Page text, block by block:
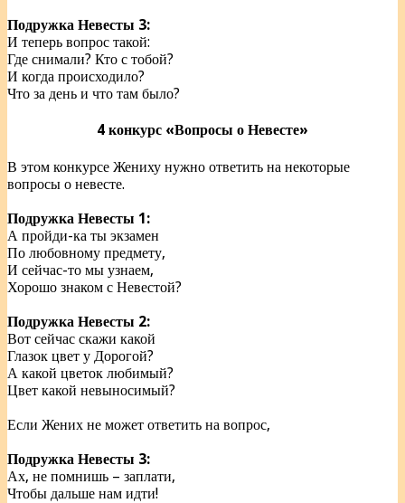
Подружка Невесты 3:
И теперь вопрос такой:
Где снимали? Кто с тобой?
И когда происходило?
Что за день и что там было?
4 конкурс «Вопросы о Невесте»
В этом конкурсе Жениху нужно ответить на некоторые
вопросы о невесте.
Подружка Невесты 1:
А пройди-ка ты экзамен
По любовному предмету,
И сейчас-то мы узнаем,
Хорошо знаком с Невестой?
Подружка Невесты 2:
Вот сейчас скажи какой
Глазок цвет у Дорогой?
А какой цветок любимый?
Цвет какой невыносимый?
Если Жених не может ответить на вопрос,
Подружка Невесты 3:
Ах, не помнишь – заплати,
Чтобы дальше нам идти!